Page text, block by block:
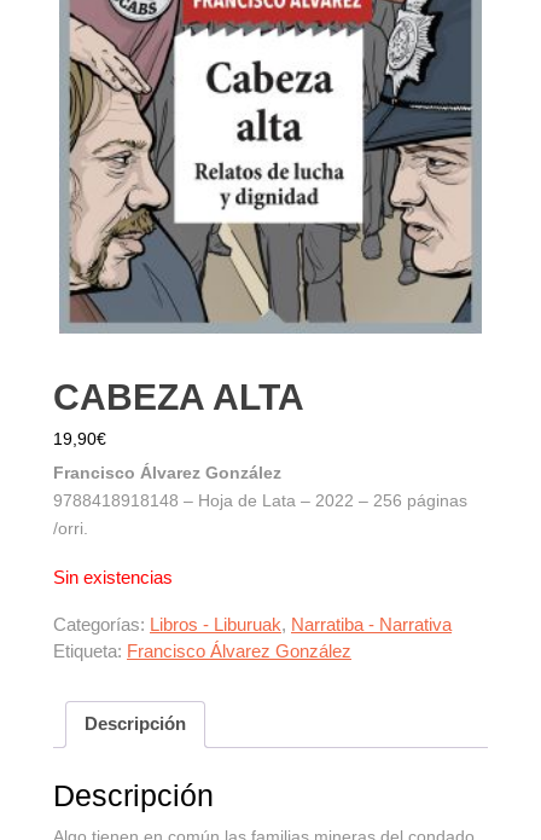
CABEZA ALTA
19,90€
Francisco Álvarez González
9788418918148 – Hoja de Lata – 2022 – 256 páginas
/orri.
Sin existencias
Categorías: Libros - Liburuak, Narratiba - Narrativa
Etiqueta: Francisco Álvarez González
Descripción
Descripción